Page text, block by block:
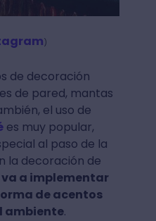
)
de decoración
de pared, mantas
el uso de
es muy popular,
al paso de la
la decoración de
va a implementar
de acentos
ambiente.